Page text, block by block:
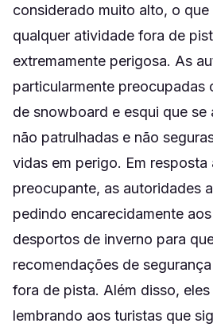
considerado muito alto, o
qualquer atividade fora de
extremamente perigosa. As
particularmente preocupadas
de snowboard e esqui que se
não patrulhadas e não
vidas em perigo. Em resposta
preocupante, as autoridades
pedindo encarecidamente
desportos de inverno para
recomendações de
fora de pista. Além disso,
lembrando aos turistas que